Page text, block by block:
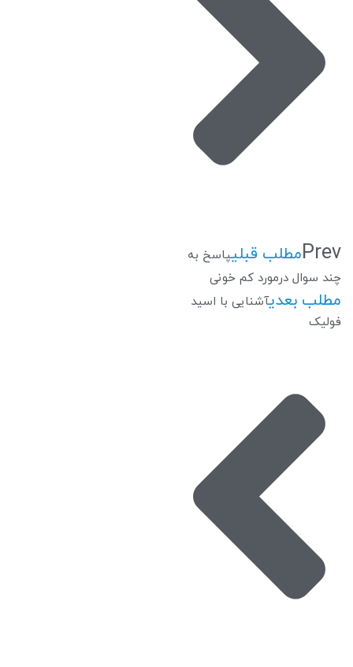
Prevمطلب قبلیپاسخ به
چند سوال درمورد کم خونی
مطلب بعدیآشنایی با اسید
فولیک